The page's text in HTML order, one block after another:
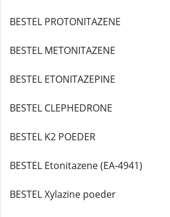
BESTEL PROTONITAZENE
BESTEL METONITAZENE
BESTEL ETONITAZEPINE
BESTEL CLEPHEDRONE
BESTEL K2 POEDER
BESTEL Etonitazene (EA-4941)
BESTEL Xylazine poeder